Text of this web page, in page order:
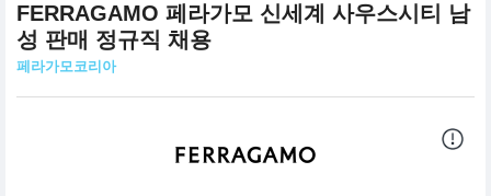
FERRAGAMO 페라가모 신세계 사우스시티 남
성 판매 정규직 채용
페라가모코리아